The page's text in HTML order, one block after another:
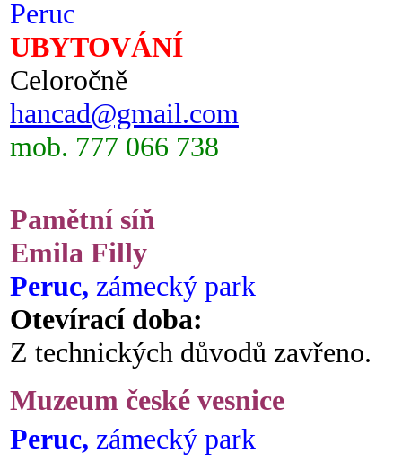
Peruc
UBYTOVÁNÍ
Celoročně
hancad@gmail.com
mob. 777 066 738
Pamětní síň
Emila Filly
Peruc, zámecký park
Otevírací doba:
Z technických důvodů zavřeno.
Muzeum české vesnice
Peruc, zámecký park